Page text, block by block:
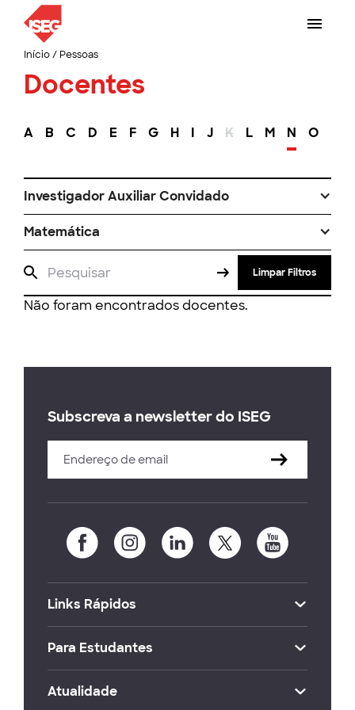
Início/ Pessoas
Docentes
A B C D E F G H I J K L M N O
Investigador Auxiliar Convidado
Matemática
Limpar Filtros
Não foram encontrados docentes.
Subscreva a newsletter do ISEG
Links Rápidos
Para Estudantes
Atualidade